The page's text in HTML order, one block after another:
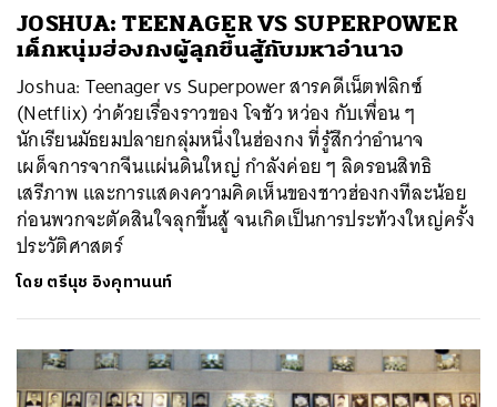
JOSHUA: TEENAGER VS SUPERPOWER
เด็กหนุ่มฮ่องกงผู้ลุกขึ้นสู้กับมหาอำนาจ
Joshua: Teenager vs Superpower สารคดีเน็ตฟลิกซ์
(Netflix) ว่าด้วยเรื่องราวของ โจชัว หว่อง กับเพื่อน ๆ
นักเรียนมัธยมปลายกลุ่มหนึ่งในฮ่องกง ที่รู้สึกว่าอำนาจ
เผด็จการจากจีนแผ่นดินใหญ่ กำลังค่อย ๆ ลิดรอนสิทธิ
เสรีภาพ และการแสดงความคิดเห็นของชาวฮ่องกงทีละน้อย
ก่อนพวกจะตัดสินใจลุกขึ้นสู้ จนเกิดเป็นการประท้วงใหญ่ครั้ง
ประวัติศาสตร์
โดย ตรีนุช อิงคุทานนท์